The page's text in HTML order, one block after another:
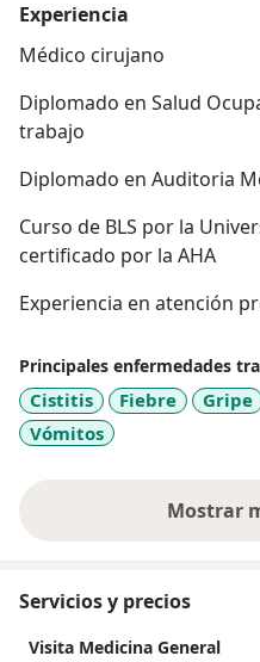
Experiencia
Médico cirujano
Diplomado en Salud
trabajo
Diplomado en Auditoria
Curso de BLS por la
certificado por la AHA
Experiencia en atención
Principales enfermedades
Cistitis Fiebre Gripe
Vómitos
Mostrar
Servicios y precios
Visita Medicina General